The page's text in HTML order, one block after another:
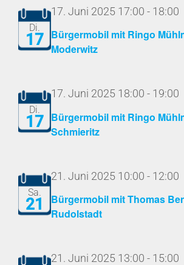
Di.
17 Bürgermobil mit Ringo
Moderwitz
17. Juni 2025 17:00 - 18:00
Di.
17 Bürgermobil mit Ringo
Schmieritz
17. Juni 2025 18:00 - 19:00
Sa.
21
Bürgermobil mit Thomas
Rudolstadt
21. Juni 2025 10:00 - 12:00
21. Juni 2025 13:00 - 15:00